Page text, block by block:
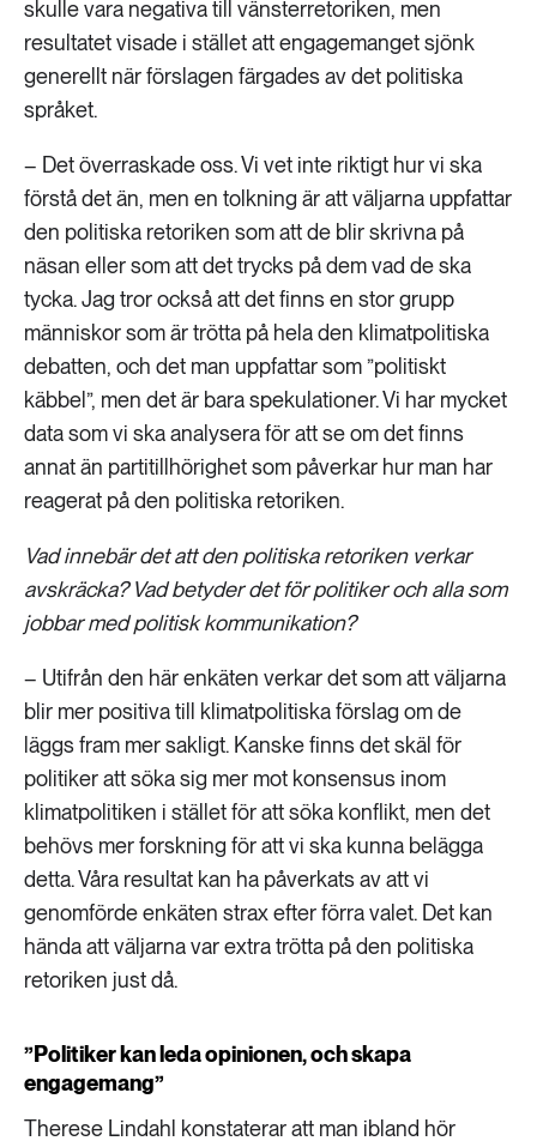
skulle vara negativa till vänsterretoriken, men
resultatet visade i stället att engagemanget sjönk
generellt när förslagen färgades av det politiska
språket.
– Det överraskade oss. Vi vet inte riktigt hur vi ska
förstå det än, men en tolkning är att väljarna uppfattar
den politiska retoriken som att de blir skrivna på
näsan eller som att det trycks på dem vad de ska
tycka. Jag tror också att det finns en stor grupp
människor som är trötta på hela den klimatpolitiska
debatten, och det man uppfattar som ”politiskt
käbbel”, men det är bara spekulationer. Vi har mycket
data som vi ska analysera för att se om det finns
annat än partitillhörighet som påverkar hur man har
reagerat på den politiska retoriken.
Vad innebär det att den politiska retoriken verkar
avskräcka? Vad betyder det för politiker och alla som
jobbar med politisk kommunikation?
– Utifrån den här enkäten verkar det som att väljarna
blir mer positiva till klimatpolitiska förslag om de
läggs fram mer sakligt. Kanske finns det skäl för
politiker att söka sig mer mot konsensus inom
klimatpolitiken i stället för att söka konflikt, men det
behövs mer forskning för att vi ska kunna belägga
detta. Våra resultat kan ha påverkats av att vi
genomförde enkäten strax efter förra valet. Det kan
hända att väljarna var extra trötta på den politiska
retoriken just då.
”Politiker kan leda opinionen, och skapa
engagemang”
Therese Lindahl konstaterar att man ibland hör